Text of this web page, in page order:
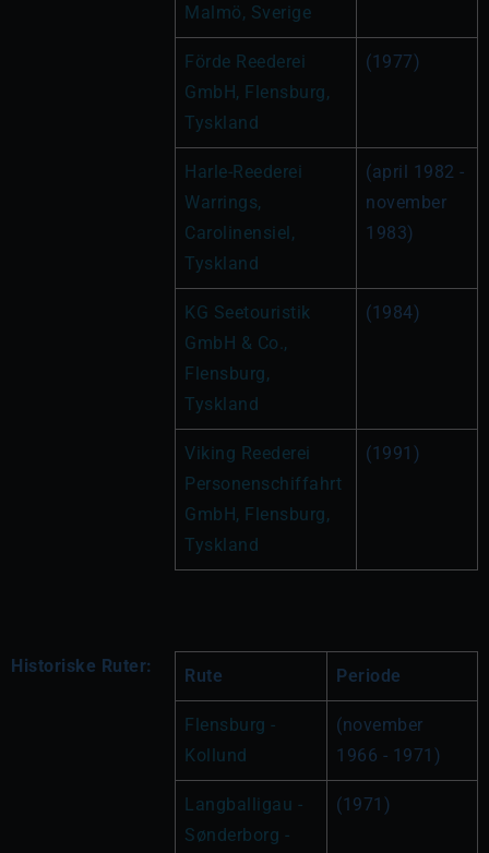
Malmö, Sverige
Förde Reederei
GmbH, Flensburg,
Tyskland
(1977)
Harle-Reederei
Warrings,
Carolinensiel,
Tyskland
(april 1982 -
november
1983)
KG Seetouristik
GmbH & Co.,
Flensburg,
Tyskland
(1984)
Viking Reederei
Personenschiffahrt
GmbH, Flensburg,
Tyskland
(1991)
Historiske Ruter: Rute Periode
Flensburg -
Kollund
(november
1966 - 1971)
Langballigau -
Sønderborg -
(1971)